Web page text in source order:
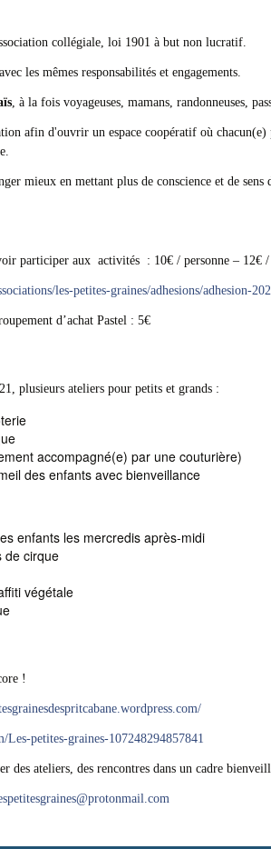
collégiale, loi 1901 à but non lucratif.
les mêmes responsabilités et engagements.
, à la fois voyageuses, mamans, randonneuses,
afin d'ouvrir un espace coopératif où
mieux en mettant plus de conscience et de sens
participer aux activités : 10€ / personne – 12€
les-petites-graines/adhesions/adhesion-
d’achat Pastel : 5€
plusieurs ateliers pour petits et grands :
accompagné(e) par une couturière)
des enfants avec bienveillance
enfants les mercredis après-midi
de cirque
végétale
!
Les-petites-graines-107248294857841
des ateliers, des rencontres dans un cadre
@protonmail.com